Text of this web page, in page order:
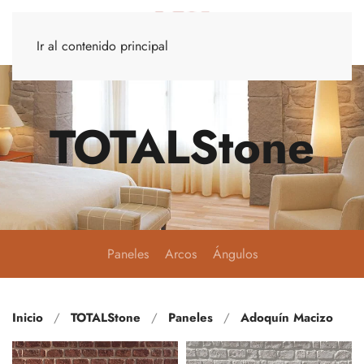
Ir al contenido principal
TOTALStone
Paneles Arcos Ángulos
Inicio TOTALStone Paneles Adoquín Macizo